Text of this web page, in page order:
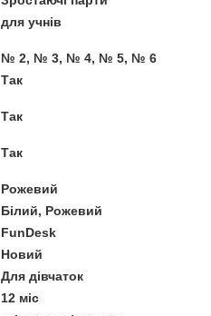
для учнів
№ 2, № 3, № 4, № 5, № 6
Так
Так
Так
Рожевий
Білий, Рожевий
FunDesk
Новий
Для дівчаток
12 міс